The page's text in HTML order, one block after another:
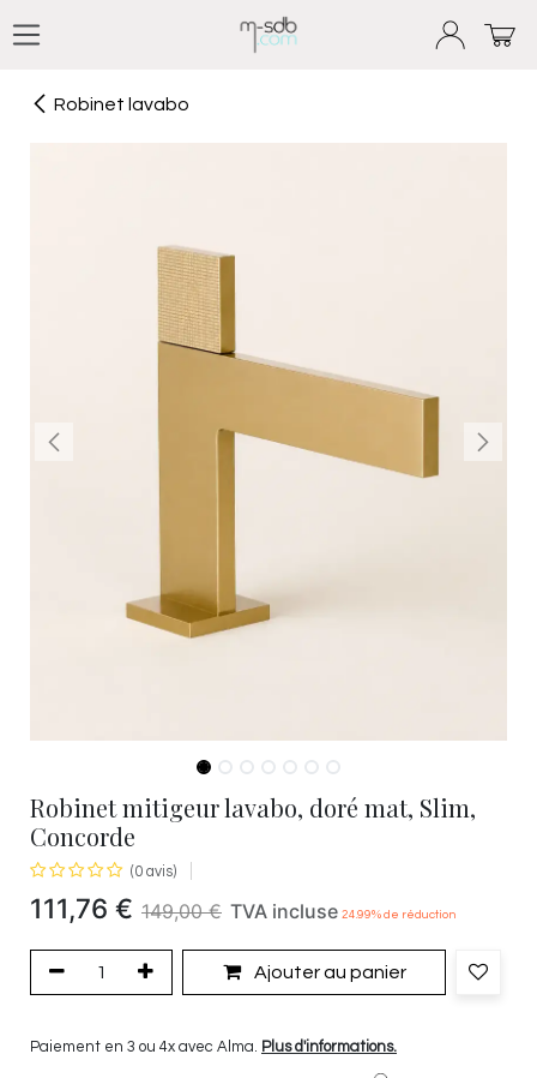
Robinet lavabo
Robinet mitigeur lavabo, doré mat, Slim,
Concorde
(0 avis)
111,76 € 149,00€ TVA incluse 24.99% de réduction
Ajouter au panier
Paiement en 3 ou 4x avec Alma. Plus d'informations.